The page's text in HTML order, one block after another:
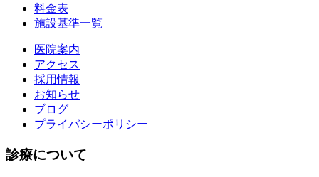
料金表
施設基準一覧
医院案内
アクセス
採用情報
お知らせ
ブログ
プライバシーポリシー
診療について